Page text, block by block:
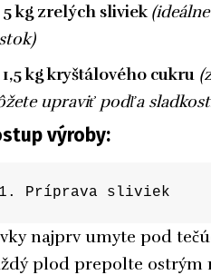
5 kg zrelých sliviek
1,5 kg kryštálového cukru
upraviť podľa
výroby:
1. Príprava sliviek
najprv umyte pod
plod prepolte ostrým